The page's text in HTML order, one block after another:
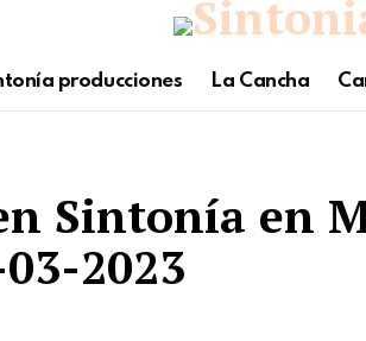
producciones La Cancha
Sintonía en
2023